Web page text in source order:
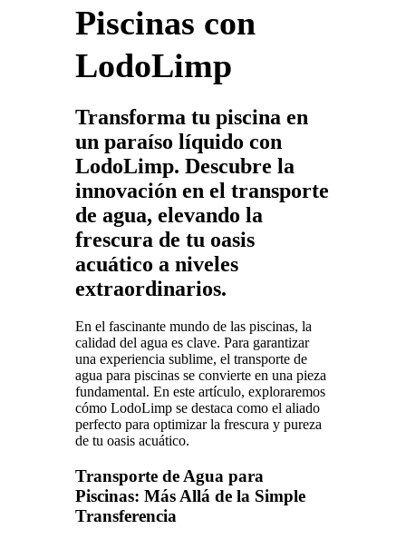
Piscinas con
LodoLimp
Transforma tu piscina en
un paraíso líquido con
LodoLimp. Descubre la
innovación en el transporte
de agua, elevando la
frescura de tu oasis
acuático a niveles
extraordinarios.
En el fascinante mundo de las piscinas, la
calidad del agua es clave. Para garantizar
una experiencia sublime, el transporte de
agua para piscinas se convierte en una pieza
fundamental. En este artículo, exploraremos
cómo LodoLimp se destaca como el aliado
perfecto para optimizar la frescura y pureza
de tu oasis acuático.
Transporte de Agua para
Piscinas: Más Allá de la Simple
Transferencia